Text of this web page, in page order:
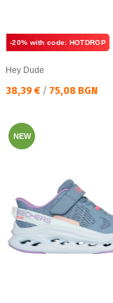
-20% with code: HOTDROP
Hey Dude
Текуща цена:
38,39 € / 75,08 BGN
NEW